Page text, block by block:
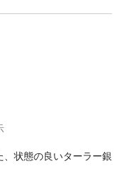
状態の良いターラー銀